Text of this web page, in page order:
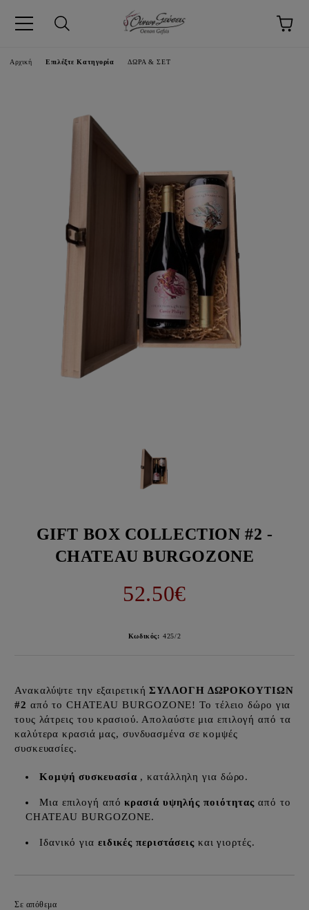
Αρχική Επιλέξτε Κατηγορία ΔΩΡΑ & ΣΕΤ
GIFT BOX COLLECTION #2 -
CHATEAU BURGOZONE
52.50€
Κωδικός: 425/2
Ανακαλύψτε την εξαιρετικήΣΥΛΛΟΓΗ ΔΩΡΟΚΟΥΤΙΩΝ
#2 από το CHATEAU BURGOZONE! Το τέλειο δώρο για
τους λάτρεις του κρασιού. Απολαύστε μια επιλογή από τα
καλύτερα κρασιά μας, συνδυασμένα σε κομψές
συσκευασίες.
Κομψή συσκευασία , κατάλληλη για δώρο.
Μια επιλογή απόκρασιά υψηλής ποιότητας από το
CHATEAU BURGOZONE.
Ιδανικό για ειδικές περιστάσεις και γιορτές.
Σε απόθεμα